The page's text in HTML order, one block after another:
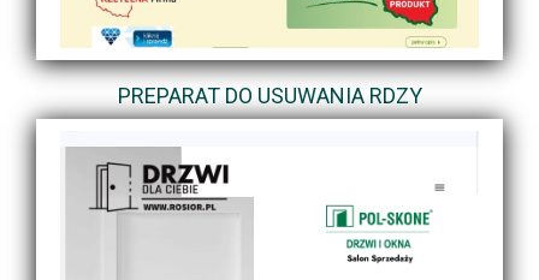
PREPARAT DO USUWANIA RDZY